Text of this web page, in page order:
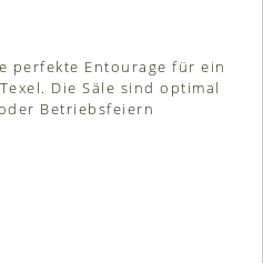
perfekte Entourage für ein
Die Säle sind optimal
Betriebsfeiern